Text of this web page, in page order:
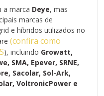
segurança e controle
e proteção contra
curto-circuito e
da bateria GPLIFE48-
próxima a zero e a
aos modelos
de lítio pode substituir até
a marca Deye, mas
marcas de
e híbridos utilizados no
(confira como
), incluindo Growatt,
SMA, Epever, SRNE,
Sacolar, Sol-Ark,
VoltronicPower e